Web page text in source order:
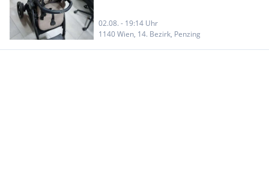
02.08. - 19:14 Uhr
1140 Wien, 14. Bezirk, Penzing